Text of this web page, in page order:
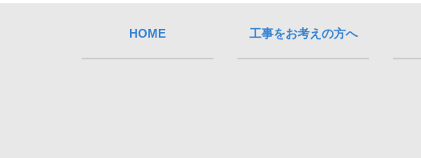
HOME 工事をお考えの方へ